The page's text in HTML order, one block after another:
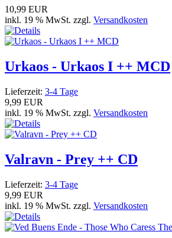
10,99 EUR
inkl. 19 % MwSt. zzgl. Versandkosten
Urkaos - Urkaos I ++ MCD
Lieferzeit: 3-4 Tage
9,99 EUR
inkl. 19 % MwSt. zzgl. Versandkosten
Valravn - Prey ++ CD
Lieferzeit: 3-4 Tage
9,99 EUR
inkl. 19 % MwSt. zzgl. Versandkosten